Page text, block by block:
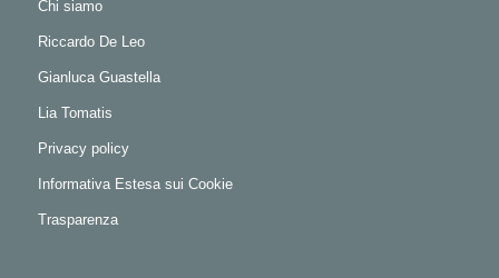
Chi siamo
Riccardo De Leo
Gianluca Guastella
Lia Tomatis
Privacy policy
Informativa Estesa sui Cookie
Trasparenza